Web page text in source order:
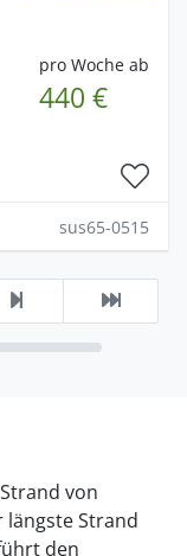
pro Woche ab
440 €
sus65-0515
von
längste Strand
den